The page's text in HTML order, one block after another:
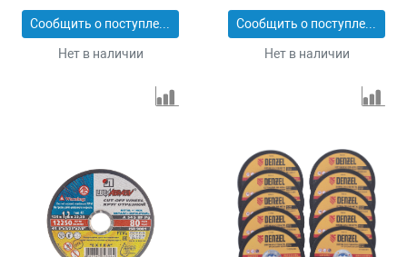
Сообщить о поступлении
Нет в наличии
Сообщить о поступлении
Нет в наличии